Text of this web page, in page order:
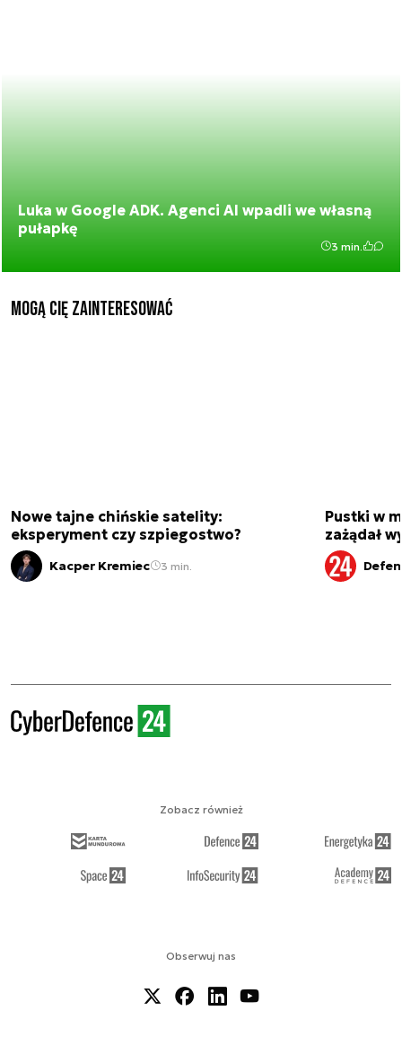
Luka w Google ADK. Agenci AI wpadli we własną
pułapkę
3 min.
Mogą Cię zainteresować
Nowe tajne chińskie satelity:
eksperyment czy szpiegostwo?
Kacper Kremiec 3 min.
Pustki w
zażądał
Obserwuj nas
Zobacz również